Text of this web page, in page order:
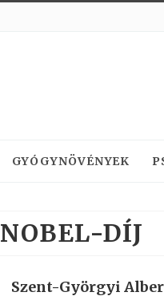
GYÓGYNÖVÉNYEK
NOBEL-DÍJ
Szent-Györgyi